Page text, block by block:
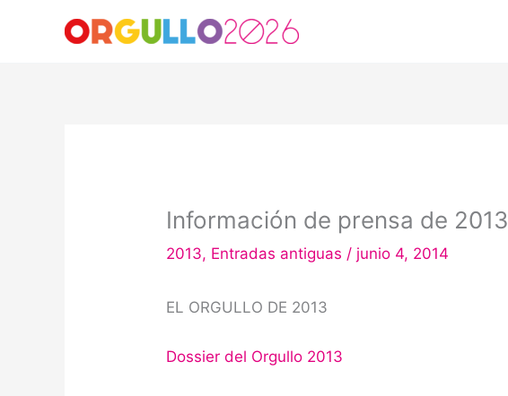
Información de prensa de 2013
2013, Entradas antiguas / junio 4, 2014
EL ORGULLO DE 2013
Dossier del Orgullo 2013